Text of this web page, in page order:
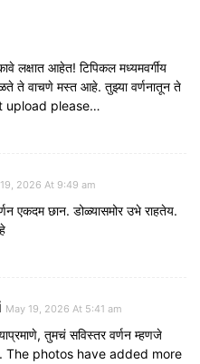
लक्षात आहेत! टिपिकल मध्यमवर्गीय
ते वाचणे मस्त आहे. तुझ्या वर्णनातून ते
upload please…
2026 At 9:49 am
एकदम छान. डोळ्यासमोर उभे राहतेय.
May 19, 2026 At 5:41 am
तुमचं सविस्तर वर्णन म्हणजे
The photos have added more